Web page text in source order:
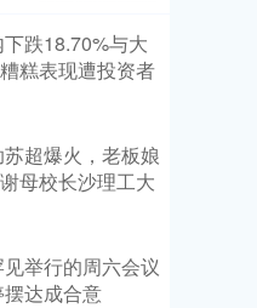
跌18.70%与大
糕表现遭投资者
超爆火，老板娘
母校长沙理工大
举行的周六会议
达成合意